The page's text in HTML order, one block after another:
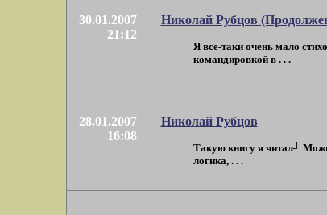
30.01.2007
21:12
Николай Рубцов
Я все-таки очень мало
командировкой в . . .
28.01.2007
16:08
Николай Рубцов
Такую книгу я читал┘
логика, . . .